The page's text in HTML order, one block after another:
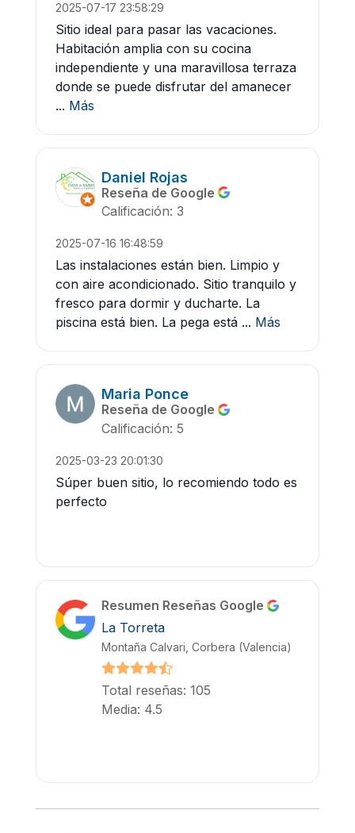
2025-07-17 23:58:29
Sitio ideal para pasar las vacaciones.
Habitación amplia con su cocina
independiente y una maravillosa terraza
donde se puede disfrutar del amanecer
... Más
Daniel Rojas
Reseña de Google
Calificación: 3
2025-07-16 16:48:59
Las instalaciones están bien. Limpio y
con aire acondicionado. Sitio tranquilo y
fresco para dormir y ducharte. La
piscina está bien. La pega está ... Más
Maria Ponce
Reseña de Google
Calificación: 5
2025-03-23 20:01:30
Súper buen sitio, lo recomiendo todo es
perfecto
Resumen Reseñas Google
La Torreta
Montaña Calvari, Corbera (Valencia)
Total reseñas: 105
Media: 4.5